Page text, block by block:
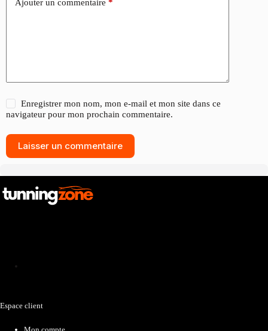
Ajouter un commentaire *
Enregistrer mon nom, mon e-mail et mon site dans ce
navigateur pour mon prochain commentaire.
Laisser un commentaire
Espace client